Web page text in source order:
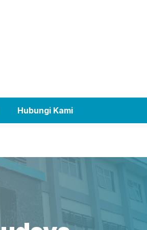
Hubungi Kami